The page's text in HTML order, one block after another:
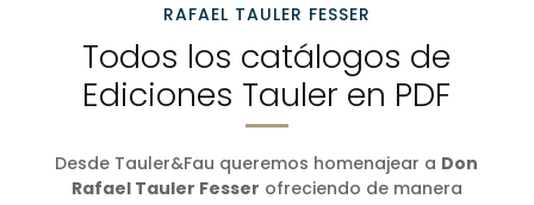
RAFAEL TAULER FESSER
Todos los catálogos de
Ediciones Tauler en PDF
Desde Tauler&Fau queremos homenajear a Don
Rafael Tauler Fesser ofreciendo de manera